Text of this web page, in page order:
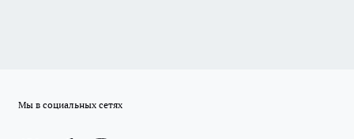
Мы в социальных сетях